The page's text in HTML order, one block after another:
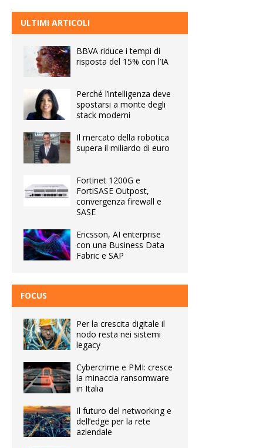
ULTIMI ARTICOLI
BBVA riduce i tempi di
risposta del 15% con l’IA
Perché l’intelligenza deve
spostarsi a monte degli
stack moderni
Il mercato della robotica
supera il miliardo di euro
Fortinet 1200G e
FortiSASE Outpost,
convergenza firewall e
SASE
Ericsson, AI enterprise
con una Business Data
Fabric e SAP
FOCUS
Per la crescita digitale il
nodo resta nei sistemi
legacy
Cybercrime e PMI: cresce
la minaccia ransomware
in Italia
Il futuro del networking e
dell’edge per la rete
aziendale